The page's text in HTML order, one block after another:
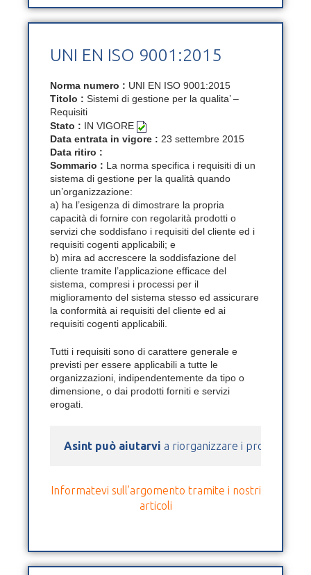
UNI EN ISO 9001:2015
Norma numero : UNI EN ISO 9001:2015
Titolo : Sistemi di gestione per la qualita’ –
Requisiti
Stato : IN VIGORE
Data entrata in vigore : 23 settembre 2015
Data ritiro :
Sommario : La norma specifica i requisiti di un
sistema di gestione per la qualità quando
un’organizzazione:
a) ha l’esigenza di dimostrare la propria
capacità di fornire con regolarità prodotti o
servizi che soddisfano i requisiti del cliente ed i
requisiti cogenti applicabili; e
b) mira ad accrescere la soddisfazione del
cliente tramite l’applicazione efficace del
sistema, compresi i processi per il
miglioramento del sistema stesso ed assicurare
la conformità ai requisiti del cliente ed ai
requisiti cogenti applicabili.
Tutti i requisiti sono di carattere generale e
previsti per essere applicabili a tutte le
organizzazioni, indipendentemente da tipo o
dimensione, o dai prodotti forniti e servizi
erogati.
Asint può aiutarvi a riorganizzare i processi
Informatevi sull’argomento tramite i nostri
articoli